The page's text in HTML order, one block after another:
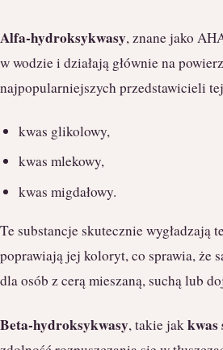
Alfa-hydroksykwasy, znane jako
w wodzie i działają głównie na
najpopularniejszych przedstawicieli
kwas glikolowy,
kwas mlekowy,
kwas migdałowy.
Te substancje skutecznie wygładzają
poprawiają jej koloryt, co sprawia, że
dla osób z cerą mieszaną, suchą lub
Beta-hydroksykwasy, takie jak kwas